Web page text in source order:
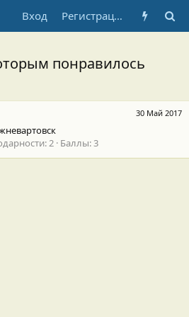
Вход Регистрация
понравилось
30 Май 2017
2 Баллы 3